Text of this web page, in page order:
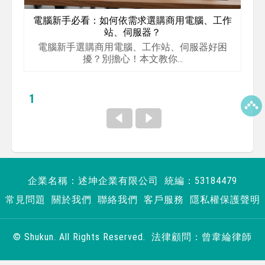
電腦新手必看：如何依需求選購商用電腦、工作
站、伺服器？
電腦新手選購商用電腦、工作站、伺服器好困
擾？別擔心！本文教你...
1
企業名稱：述坤企業有限公司 統編：53184479
常見問題
關於我們 聯絡我們 客戶服務 隱私權保護聲明
© Shukun. All Rights Reserved. 法律顧問：曾韋綸律師